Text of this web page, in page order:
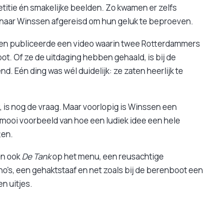
én smakelijke beelden. Zo kwamen er zelfs
Winssen afgereisd om hun geluk te beproeven.
publiceerde een video waarin twee Rotterdammers
Of ze de uitdaging hebben gehaald, is bij de
Eén ding was wél duidelijk: ze zaten heerlijk te
nog de vraag. Maar voorlopig is Winssen een
voorbeeld van hoe een ludiek idee een hele
ookDe Tankop het menu, een reusachtige
een gehaktstaaf en net zoals bij de berenboot een
uitjes.